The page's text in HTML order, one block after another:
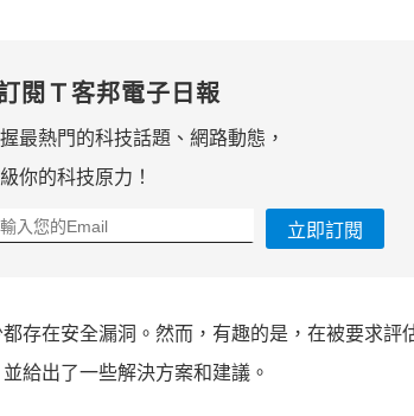
閱Ｔ客邦電子日報
最熱門的科技話題、網路動態，
你的科技原力！
立即訂閱
存在安全漏洞。然而，有趣的是，在被要求評
給出了一些解決方案和建議。